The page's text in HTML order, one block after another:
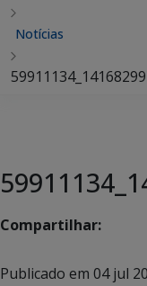
Notícias
Compartilhar:
Publicado em 04 jul